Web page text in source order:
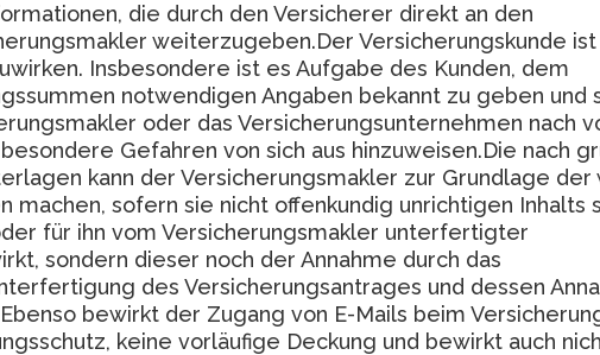
die durch den Versicherer direkt an den
weiterzugeben.Der Versicherungskunde ist
Insbesondere ist es Aufgabe des Kunden, dem
notwendigen Angaben bekannt zu geben und
oder das Versicherungsunternehmen nach
Gefahren von sich aus hinzuweisen.Die nach
kann der Versicherungsmakler zur Grundlage
sofern sie nicht offenkundig unrichtigen Inhalts
für ihn vom Versicherungsmakler unterfertigter
sondern dieser noch der Annahme durch das
des Versicherungsantrages und dessen
bewirkt der Zugang von E-Mails beim
keine vorläufige Deckung und bewirkt auch